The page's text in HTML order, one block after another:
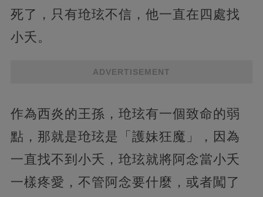
死了，只有玱玹不信，他一直在四處找
小夭。
ADVERTISEMENT
作為西炎的王孫，玱玹有一個致命的弱
點，那就是玱玹是「護妹狂魔」，因為
一直找不到小夭，玱玹就將阿念當小夭
一樣疼愛，不管阿念要什麼，或者闖了